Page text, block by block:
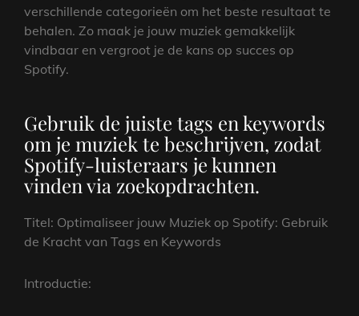
verschillende categorieën om het beste resultaat te
behalen. Zo maak je jouw muziek gemakkelijk
vindbaar en vergroot je de kans op succes op
Spotify.
Gebruik de juiste tags en keywords
om je muziek te beschrijven, zodat
Spotify-luisteraars je kunnen
vinden via zoekopdrachten.
Titel: Optimaliseer jouw Muziek op Spotify: Gebruik
de Kracht van Tags en Keywords
Introductie: